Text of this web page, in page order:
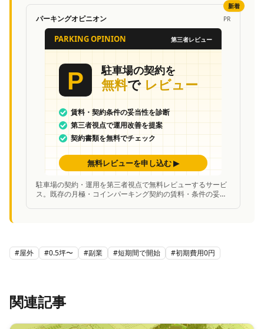
パーキングオピニオン PR
駐車場の契約・運用を第三者視点で無料レビューするサービ
ス。既存の月極・コインパーキング契約の賃料・条件の妥当
新着
#屋外 #0.5坪〜 #副業 #短期間で開始 #初期費用0円
関連記事